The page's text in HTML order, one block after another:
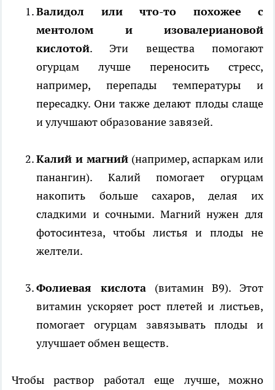
Валидол или что-то похожее с
ментолом и изовалериановой
кислотой. Эти вещества помогают
огурцам лучше переносить стресс,
например, перепады температуры и
пересадку. Они также делают плоды слаще
и улучшают образование завязей.
Калий и магний (например, аспаркам или
панангин). Калий помогает огурцам
накопить больше сахаров, делая их
сладкими и сочными. Магний нужен для
фотосинтеза, чтобы листья и плоды не
желтели.
Фолиевая кислота(витамин B9). Этот
витамин ускоряет рост плетей и листьев,
помогает огурцам завязывать плоды и
улучшает обмен веществ.
Чтобы раствор работал еще лучше, можно